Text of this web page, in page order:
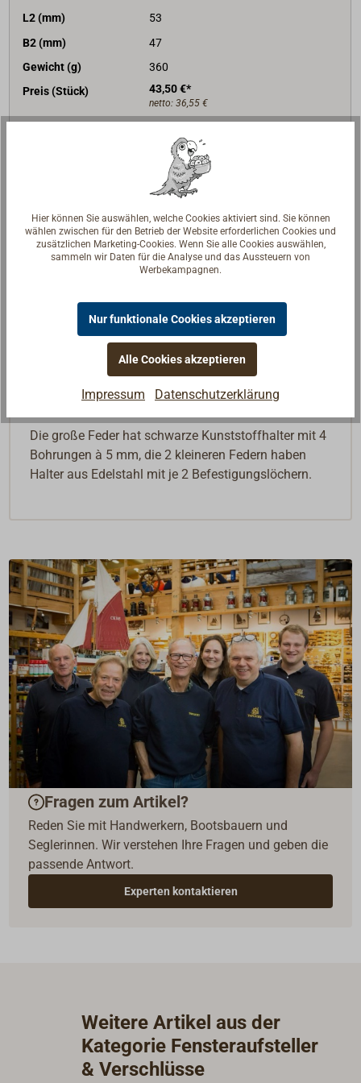
L2 (mm)
53
B2 (mm)
47
Gewicht (g)
360
Preis (Stück)
43,50 €*
netto: 36,55 €
Für Skylights, Backskisten und Luken: eine kräftige
Edelstahl-Feder hält die Luke nach dem Anheben
automatisch geöffnet. Zum Schließen genügt ein
leichter seitlicher Druck.
Die große Feder hat schwarze Kunststoffhalter mit 4
Bohrungen à 5 mm, die 2 kleineren Federn haben
Halter aus Edelstahl mit je 2 Befestigungslöchern.
Fragen zum Artikel?
Reden Sie mit Handwerkern, Bootsbauern und
Seglerinnen. Wir verstehen Ihre Fragen und geben die
passende Antwort.
Experten kontaktieren
Weitere Artikel aus der
Kategorie Fensteraufsteller
& Verschlüsse
Hier können Sie auswählen, welche Cookies aktiviert sind. Sie können
wählen zwischen für den Betrieb der Website erforderlichen Cookies und
zusätzlichen Marketing-Cookies. Wenn Sie alle Cookies auswählen,
sammeln wir Daten für die Analyse und das Aussteuern von
Werbekampagnen.
Nur funktionale Cookies akzeptieren
Alle Cookies akzeptieren
Impressum Datenschutzerklärung